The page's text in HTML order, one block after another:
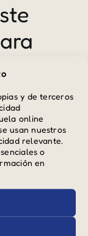
y de terceros
online
usan nuestros
relevante.
o
en
sobre cómo
alimentos de
edades (6, 7,